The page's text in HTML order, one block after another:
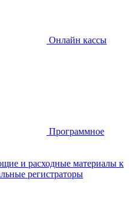
Онлайн кассы
Программное
и расходные материалы к
регистраторы